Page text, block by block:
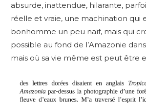
absurde, inattendue, hilarante,
réelle et vraie, une machination qui
bonhomme un peu naïf, mais qui
possible au fond de l’Amazonie
mais où sa vie même est peut être